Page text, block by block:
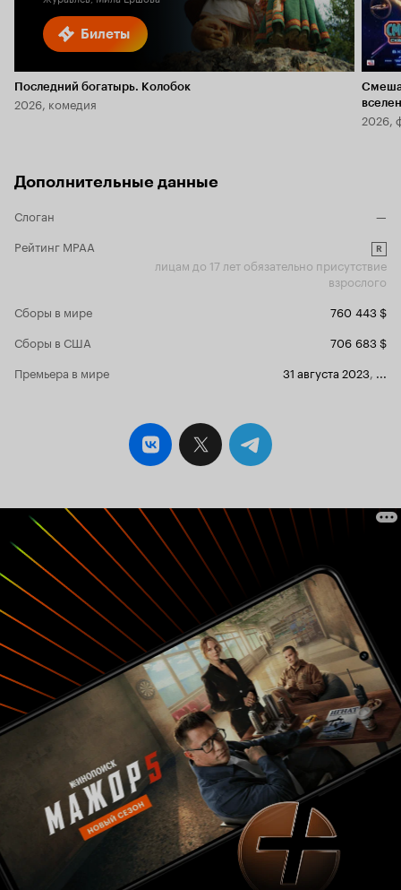
Билеты
Последний богатырь. Колобок
2026, комедия
2026,
Дополнительные данные
Слоган
—
Рейтинг MPAA
R
лицам до 17 лет обязательно присутствие
взрослого
Сборы в мире
760 443 $
Сборы в США
706 683 $
Премьера в мире
31 августа 2023